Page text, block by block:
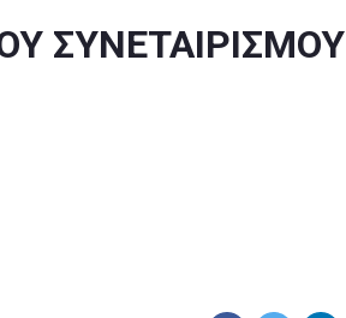
ΣΥΝΕΤΑΙΡΙΣΜΟΥ